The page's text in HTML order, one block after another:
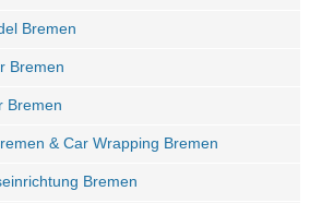
Bremen
Bremen
Bremen
& Car Wrapping Bremen
Bremen